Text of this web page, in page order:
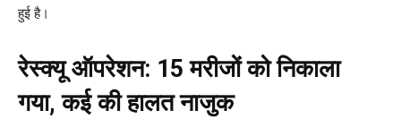
हुई है।
रेस्क्यू ऑपरेशन: 15 मरीजों को निकाला
गया, कई की हालत नाजुक